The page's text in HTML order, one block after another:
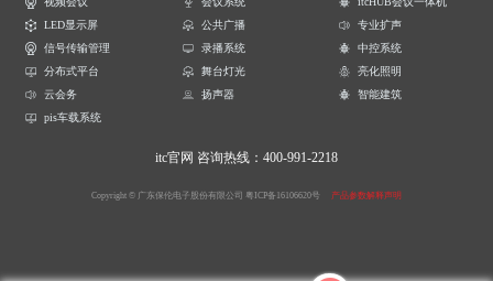
LED显示屏
公共广播
专业扩声
信号传输管理
录播系统
中控系统
分布式平台
舞台灯光
亮化照明
云会务
扬声器
智能建筑
pis车载系统
itc官网 咨询热线：400-991-2218
Copyright © 广东保伦电子股份有限公司 粤ICP备16106620号 产品参数解释声明